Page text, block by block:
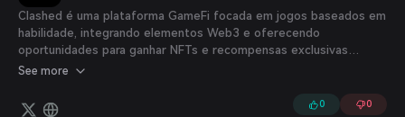
Español
Português (Brasil)
Español (Argentina)
Clashed é uma plataforma GameFi focada em jogos baseados em
habilidade, integrando elementos Web3 e oferecendo
oportunidades para ganhar NFTs e recompensas exclusivas
dentro do jogo.
See more
0 0